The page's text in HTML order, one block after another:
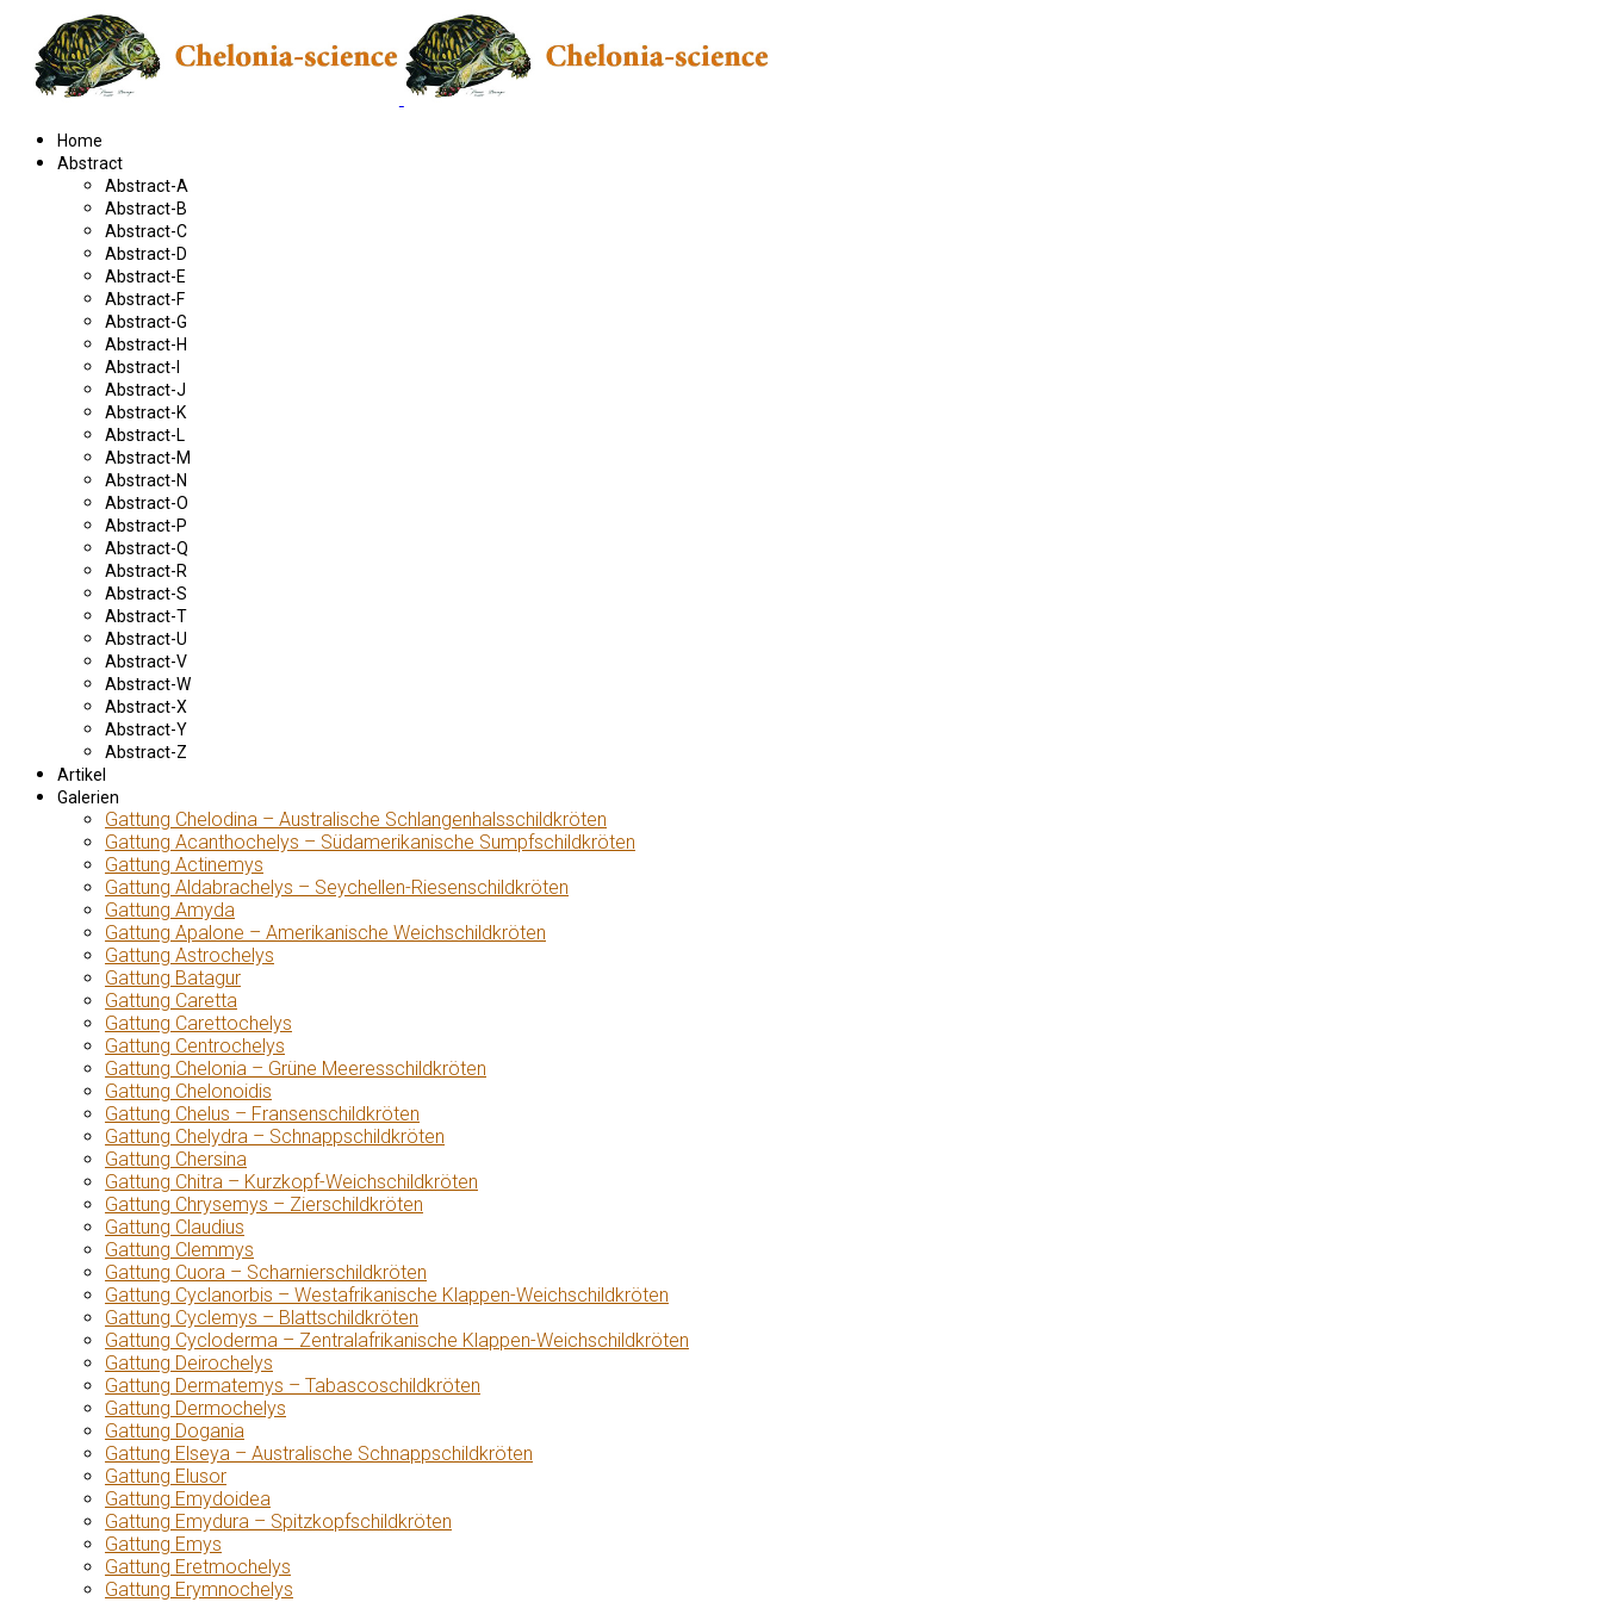
Home
Abstract
Abstract-A
Abstract-B
Abstract-C
Abstract-D
Abstract-E
Abstract-F
Abstract-G
Abstract-H
Abstract-I
Abstract-J
Abstract-K
Abstract-L
Abstract-M
Abstract-N
Abstract-O
Abstract-P
Abstract-Q
Abstract-R
Abstract-S
Abstract-T
Abstract-U
Abstract-V
Abstract-W
Abstract-X
Abstract-Y
Abstract-Z
Artikel
Galerien
Gattung Chelodina – Australische Schlangenhalsschildkröten
Gattung Acanthochelys – Südamerikanische Sumpfschildkröten
Gattung Actinemys
Gattung Aldabrachelys – Seychellen-Riesenschildkröten
Gattung Amyda
Gattung Apalone – Amerikanische Weichschildkröten
Gattung Astrochelys
Gattung Batagur
Gattung Caretta
Gattung Carettochelys
Gattung Centrochelys
Gattung Chelonia – Grüne Meeresschildkröten
Gattung Chelonoidis
Gattung Chelus – Fransenschildkröten
Gattung Chelydra – Schnappschildkröten
Gattung Chersina
Gattung Chitra – Kurzkopf-Weichschildkröten
Gattung Chrysemys – Zierschildkröten
Gattung Claudius
Gattung Clemmys
Gattung Cuora – Scharnierschildkröten
Gattung Cyclanorbis – Westafrikanische Klappen-Weichschildkröten
Gattung Cyclemys – Blattschildkröten
Gattung Cycloderma – Zentralafrikanische Klappen-Weichschildkröten
Gattung Deirochelys
Gattung Dermatemys – Tabascoschildkröten
Gattung Dermochelys
Gattung Dogania
Gattung Elseya – Australische Schnappschildkröten
Gattung Elusor
Gattung Emydoidea
Gattung Emydura – Spitzkopfschildkröten
Gattung Emys
Gattung Eretmochelys
Gattung Erymnochelys